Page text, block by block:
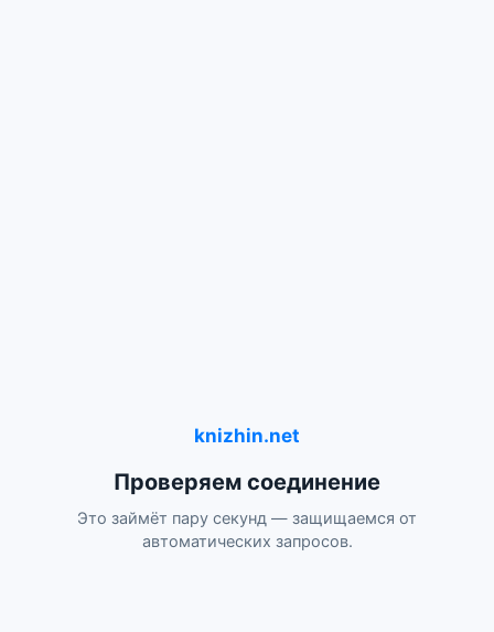
knizhin.net
Проверяем соединение
Это займёт пару секунд — защищаемся от
автоматических запросов.